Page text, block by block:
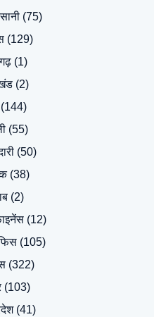
(75)
(129)
(1)
(2)
(55)
(50)
(38)
(2)
(12)
(105)
(322)
(103)
(41)